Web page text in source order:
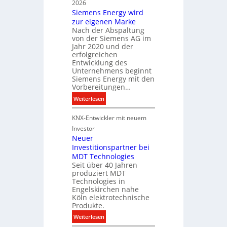
B
e
l
e
u
c
h
t
u
n
g
s
t
e
c
h
n
i
k
r
d
i
g
i
t
a
l
e
P
r
o
d
u
k
t
d
a
t
e
n
2026
Siemens Energy wird
zur eigenen Marke
Nach der Abspaltung
von der Siemens AG im
Jahr 2020 und der
erfolgreichen
Entwicklung des
Unternehmens beginnt
Siemens Energy mit den
Vorbereitungen…
Weiterlesen:
S
i
e
n
s
E
n
e
y
KNX-Entwickler mit neuem
Investor
Neuer
Investitionspartner bei
MDT Technologies
Seit über 40 Jahren
produziert MDT
Technologies in
Engelskirchen nahe
Köln elektrotechnische
Produkte.
Weiterlesen: